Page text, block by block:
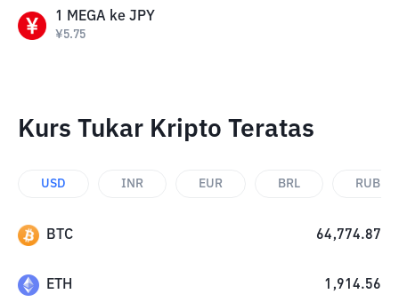
1 MEGA ke JPY
¥5.75
Kurs Tukar Kripto Teratas
USD INR EUR BRL RUB
BTC 64,774.87
ETH 1,914.56